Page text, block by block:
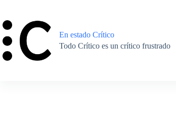
contenido
En estado Crítico
Todo Crítico es un crítico frustrado